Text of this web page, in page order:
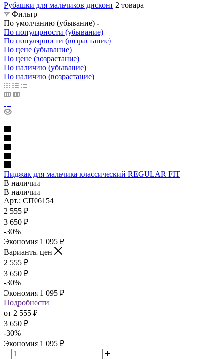
Рубашки для мальчиков дисконт 2 товара
Фильтр
По умолчанию (убывание)
По популярности (убывание)
По популярности (возрастание)
По цене (убывание)
По цене (возрастание)
По наличию (убывание)
По наличию (возрастание)
Пиджак для мальчика классический REGULAR FIT
В наличии
В наличии
Арт.: СП06154
2 555 ₽
3 650 ₽
-30%
Экономия 1 095 ₽
Варианты цен
2 555 ₽
3 650 ₽
-30%
Экономия 1 095 ₽
Подробности
от 2 555 ₽
3 650 ₽
-30%
Экономия 1 095 ₽